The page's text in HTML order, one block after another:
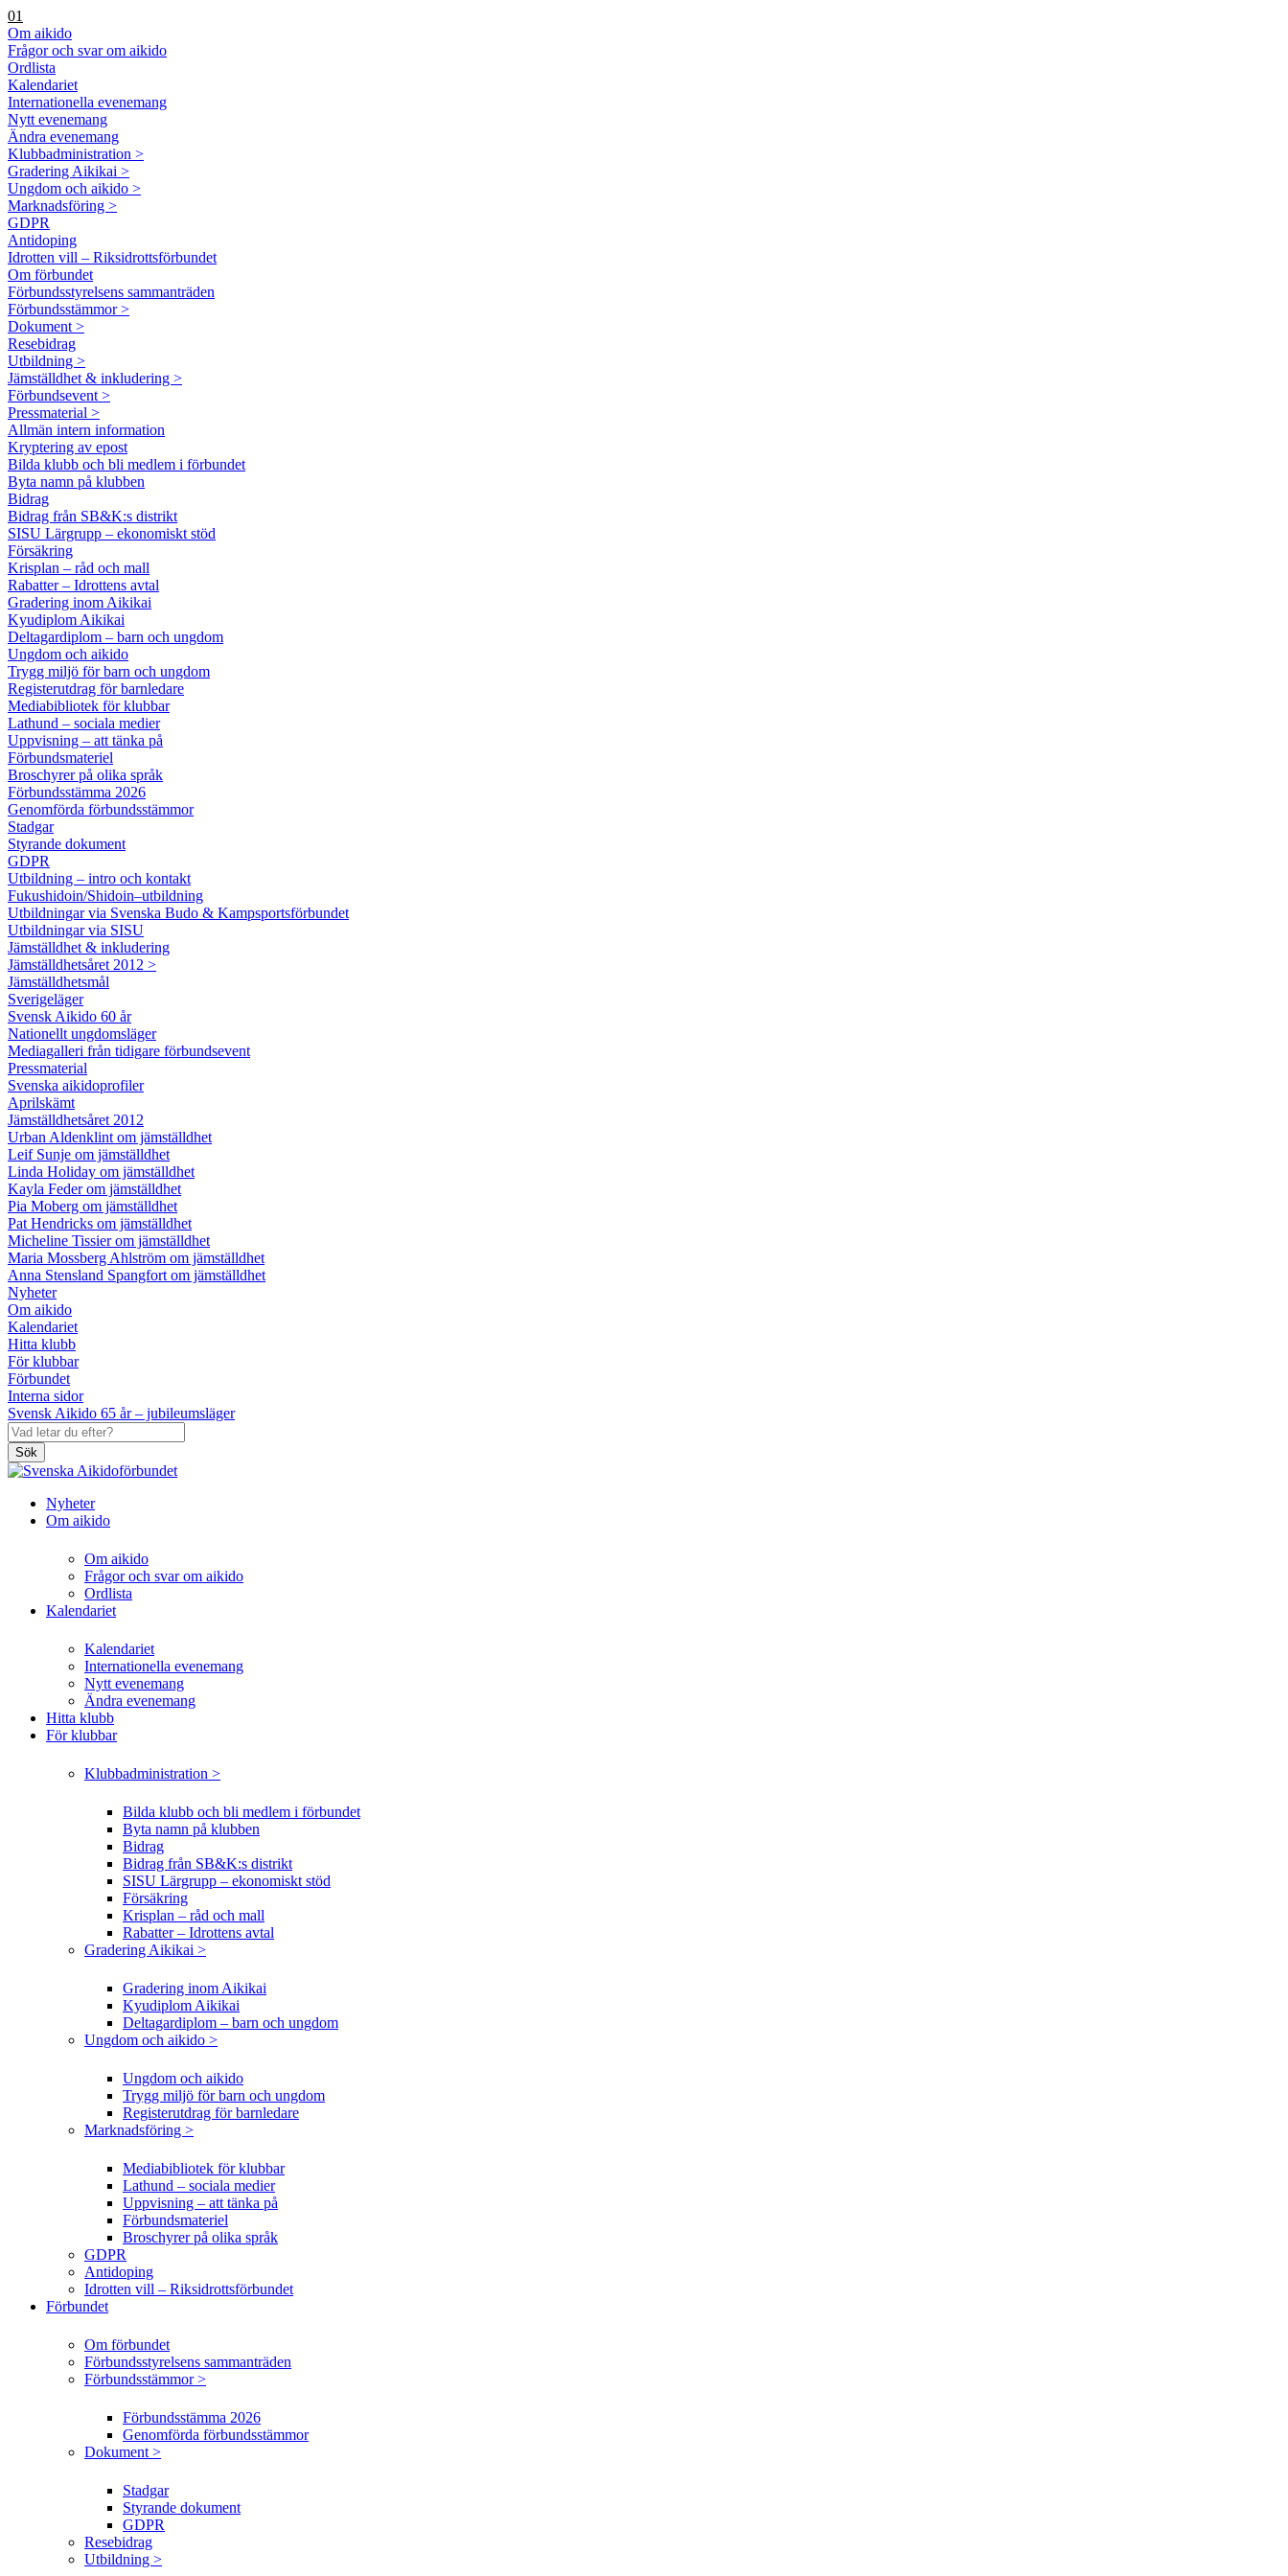
01
Om aikido
Frågor och svar om aikido
Ordlista
Kalendariet
Internationella evenemang
Nytt evenemang
Ändra evenemang
Klubbadministration >
Gradering Aikikai >
Ungdom och aikido >
Marknadsföring >
GDPR
Antidoping
Idrotten vill – Riksidrottsförbundet
Om förbundet
Förbundsstyrelsens sammanträden
Förbundsstämmor >
Dokument >
Resebidrag
Utbildning >
Jämställdhet & inkludering >
Förbundsevent >
Pressmaterial >
Allmän intern information
Kryptering av epost
Bilda klubb och bli medlem i förbundet
Byta namn på klubben
Bidrag
Bidrag från SB&K:s distrikt
SISU Lärgrupp – ekonomiskt stöd
Försäkring
Krisplan – råd och mall
Rabatter – Idrottens avtal
Gradering inom Aikikai
Kyudiplom Aikikai
Deltagardiplom – barn och ungdom
Ungdom och aikido
Trygg miljö för barn och ungdom
Registerutdrag för barnledare
Mediabibliotek för klubbar
Lathund – sociala medier
Uppvisning – att tänka på
Förbundsmateriel
Broschyrer på olika språk
Förbundsstämma 2026
Genomförda förbundsstämmor
Stadgar
Styrande dokument
GDPR
Utbildning – intro och kontakt
Fukushidoin/Shidoin–utbildning
Utbildningar via Svenska Budo & Kampsportsförbundet
Utbildningar via SISU
Jämställdhet & inkludering
Jämställdhetsåret 2012 >
Jämställdhetsmål
Sverigeläger
Svensk Aikido 60 år
Nationellt ungdomsläger
Mediagalleri från tidigare förbundsevent
Pressmaterial
Svenska aikidoprofiler
Aprilskämt
Jämställdhetsåret 2012
Urban Aldenklint om jämställdhet
Leif Sunje om jämställdhet
Linda Holiday om jämställdhet
Kayla Feder om jämställdhet
Pia Moberg om jämställdhet
Pat Hendricks om jämställdhet
Micheline Tissier om jämställdhet
Maria Mossberg Ahlström om jämställdhet
Anna Stensland Spangfort om jämställdhet
Nyheter
Om aikido
Kalendariet
Hitta klubb
För klubbar
Förbundet
Interna sidor
Svensk Aikido 65 år – jubileumsläger
Sök
Nyheter
Om aikido
Om aikido
Frågor och svar om aikido
Ordlista
Kalendariet
Kalendariet
Internationella evenemang
Nytt evenemang
Ändra evenemang
Hitta klubb
För klubbar
Klubbadministration >
Bilda klubb och bli medlem i förbundet
Byta namn på klubben
Bidrag
Bidrag från SB&K:s distrikt
SISU Lärgrupp – ekonomiskt stöd
Försäkring
Krisplan – råd och mall
Rabatter – Idrottens avtal
Gradering Aikikai >
Gradering inom Aikikai
Kyudiplom Aikikai
Deltagardiplom – barn och ungdom
Ungdom och aikido >
Ungdom och aikido
Trygg miljö för barn och ungdom
Registerutdrag för barnledare
Marknadsföring >
Mediabibliotek för klubbar
Lathund – sociala medier
Uppvisning – att tänka på
Förbundsmateriel
Broschyrer på olika språk
GDPR
Antidoping
Idrotten vill – Riksidrottsförbundet
Förbundet
Om förbundet
Förbundsstyrelsens sammanträden
Förbundsstämmor >
Förbundsstämma 2026
Genomförda förbundsstämmor
Dokument >
Stadgar
Styrande dokument
GDPR
Resebidrag
Utbildning >